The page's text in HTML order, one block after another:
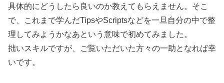
具体的にどうしたら良いのか教えてもらえません。そこ
で、これまで学んだTipsやScriptsなどを一旦自分の中で整
理してみようかなあという意味で初めてみました。
拙いスキルですが、ご覧いただいた方々の一助となれば幸
いです。